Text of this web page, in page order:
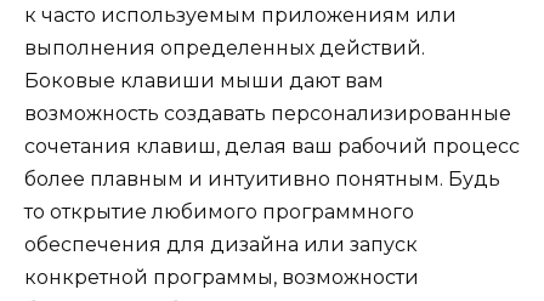
к часто используемым приложениям или
выполнения определенных действий.
Боковые клавиши мыши дают вам
возможность создавать персонализированные
сочетания клавиш, делая ваш рабочий процесс
более плавным и интуитивно понятным. Будь
то открытие любимого программного
обеспечения для дизайна или запуск
конкретной программы, возможности